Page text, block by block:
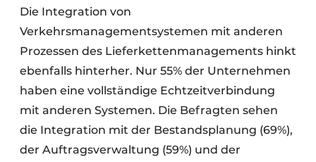
Die Integration von
Verkehrsmanagementsystemen mit anderen
Prozessen des Lieferkettenmanagements hinkt
ebenfalls hinterher. Nur 55% der Unternehmen
haben eine vollständige Echtzeitverbindung
mit anderen Systemen. Die Befragten sehen
die Integration mit der Bestandsplanung (69%),
der Auftragsverwaltung (59%) und der